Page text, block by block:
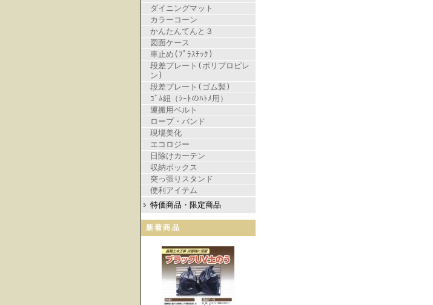
ダイニングマット
カラーコーン
かんたんてんと３
図面ケース
車止め(ﾌﾟﾗｽﾁｯｸ)
段差プレート(ポリプロピレ
ン)
段差プレート(ゴム製)
ｺﾞﾑ紐（ｼｰﾄのﾊﾄﾒ用）
運搬用ベルト
ロープ・バンド
現場美化
エコロジー
日除けカーテン
収納ボックス
突っ張りスタンド
便利アイテム
特価商品・限定商品
新着商品